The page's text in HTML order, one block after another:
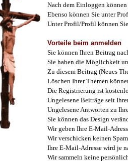
Nach dem Einloggen
Ebenso können Sie unter
Unter Profil/Profil können
Vorteile beim anmelden
Sie können Ihren Beitrag
Sie haben die Möglichkeit
Zu diesem Beitrag (Neues
Löschen Ihrer Themen
Die Registrierung ist
Ungelesene Beiträge seit
Ungelesene Antworten zu
Sie können das Design
Wir geben Ihre E-Mail-
Wir verschicken keinen Spam
Ihre E-Mail-Adresse wird je
Wir sammeln keine